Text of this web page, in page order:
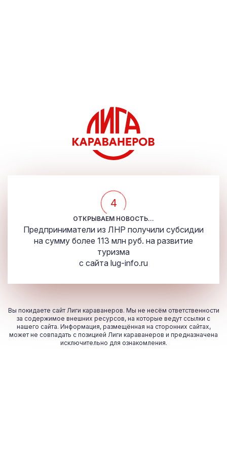
4
ОТКРЫВАЕМ НОВОСТЬ...
Предприниматели из ЛНР получили субсидии
на сумму более 113 млн руб. на развитие
туризма
с сайта lug-info.ru
Вы покидаете сайт Лиги караванеров. Мы не несём ответственности
за содержимое внешних ресурсов, на которые ведут ссылки с
нашего сайта. Информация, размещённая на сторонних сайтах,
может не совпадать с позицией Лиги караванеров и предназначена
исключительно для ознакомления.